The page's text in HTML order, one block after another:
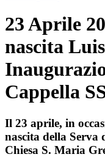
23 Aprile
nascita
Cappella
Il 23 aprile, in
nascita della Serva
Chiesa S. Maria